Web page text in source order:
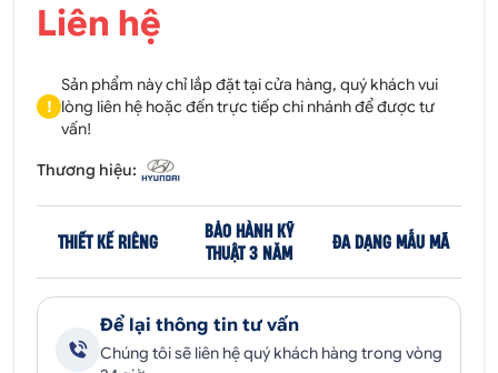
Liên hệ
!
Sản phẩm này chỉ lắp đặt tại cửa hàng, quý khách vui
lòng liên hệ hoặc đến trực tiếp chi nhánh để được tư
vấn!
Thương hiệu:
THIẾT KẾ RIÊNG
BẢO HÀNH KỸ
THUẬT 3 NĂM
ĐA DẠNG MẪU MÃ
Để lại thông tin tư vấn
Chúng tôi sẽ liên hệ quý khách hàng trong vòng